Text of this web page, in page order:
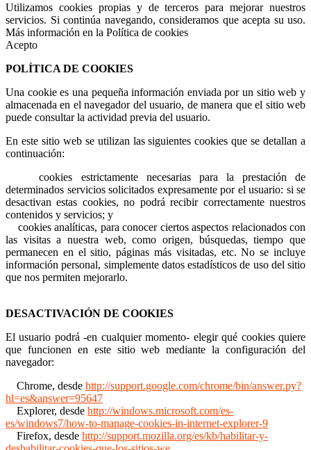
Utilizamos cookies propias y de terceros para mejorar nuestros
servicios. Si continúa navegando, consideramos que acepta su uso.
Más información en la Política de cookies
Acepto
POLÍTICA DE COOKIES
Una cookie es una pequeña información enviada por un sitio web y
almacenada en el navegador del usuario, de manera que el sitio web
puede consultar la actividad previa del usuario.
En este sitio web se utilizan las siguientes cookies que se detallan a
continuación:
cookies estrictamente necesarias para la prestación de
determinados servicios solicitados expresamente por el usuario: si se
desactivan estas cookies, no podrá recibir correctamente nuestros
contenidos y servicios; y
cookies analíticas, para conocer ciertos aspectos relacionados con
las visitas a nuestra web, como origen, búsquedas, tiempo que
permanecen en el sitio, páginas más visitadas, etc. No se incluye
información personal, simplemente datos estadísticos de uso del sitio
que nos permiten mejorarlo.
DESACTIVACIÓN DE COOKIES
El usuario podrá -en cualquier momento- elegir qué cookies quiere
que funcionen en este sitio web mediante la configuración del
navegador:
Chrome, desde http://support.google.com/chrome/bin/answer.py?
hl=es&answer=95647
Explorer, desde http://windows.microsoft.com/es-
es/windows7/how-to-manage-cookies-in-internet-explorer-9
Firefox, desde http://support.mozilla.org/es/kb/habilitar-y-